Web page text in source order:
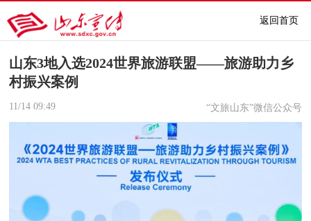
返回首页
山东3地入选2024世界旅游联盟——旅游助力乡
村振兴案例
11/14 09:49 “文旅山东”微信公众号